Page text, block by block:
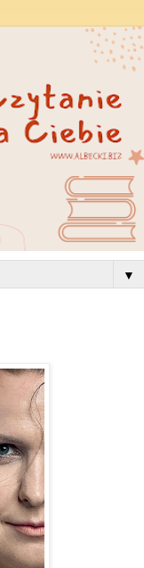
▼